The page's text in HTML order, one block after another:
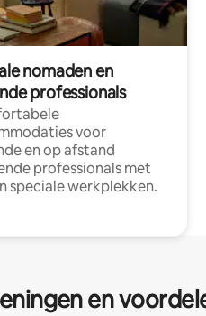
nomaden en
professionals
voor
en op afstand
professionals met
speciale werkplekken.
en